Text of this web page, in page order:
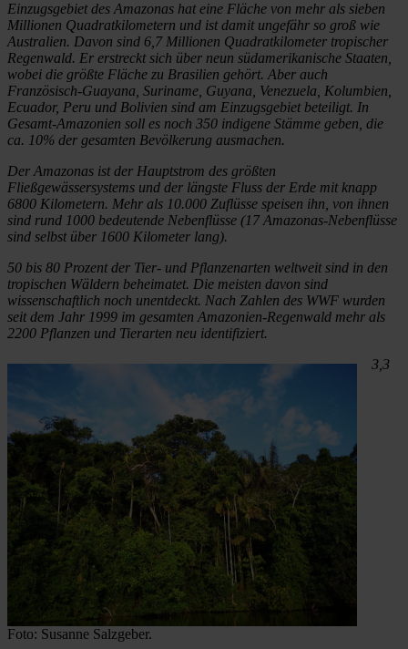
Einzugsgebiet des Amazonas hat eine Fläche von mehr als sieben
Millionen Quadratkilometern und ist damit ungefähr so groß wie
Australien. Davon sind 6,7 Millionen Quadratkilometer tropischer
Regenwald. Er erstreckt sich über neun südamerikanische Staaten,
wobei die größte Fläche zu Brasilien gehört. Aber auch
Französisch-Guayana, Suriname, Guyana, Venezuela, Kolumbien,
Ecuador, Peru und Bolivien sind am Einzugsgebiet beteiligt. In
Gesamt-Amazonien soll es noch 350 indigene Stämme geben, die
ca. 10% der gesamten Bevölkerung ausmachen.
Der Amazonas ist der Hauptstrom des größten
Fließgewässersystems und der längste Fluss der Erde mit knapp
6800 Kilometern. Mehr als 10.000 Zuflüsse speisen ihn, von ihnen
sind rund 1000 bedeutende Nebenflüsse (17 Amazonas-Nebenflüsse
sind selbst über 1600 Kilometer lang).
50 bis 80 Prozent der Tier- und Pflanzenarten weltweit sind in den
tropischen Wäldern beheimatet. Die meisten davon sind
wissenschaftlich noch unentdeckt. Nach Zahlen des WWF wurden
seit dem Jahr 1999 im gesamten Amazonien-Regenwald mehr als
2200 Pflanzen und Tierarten neu identifiziert.
Foto: Susanne Salzgeber.
3,3